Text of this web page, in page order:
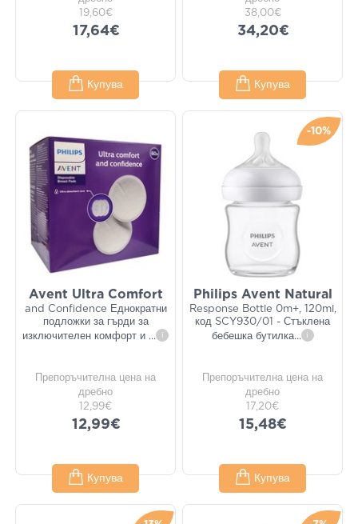
19,60€
17,64€
Купува
38,00€
34,20€
Купува
Avent Ultra Comfort
and Confidence Еднократни
подложки за гърди за
изключителен комфорт и ... i
Препоръчителна цена на
дребно
12,99€
12,99€
Купува
-10%
Philips Avent Natural
Response Bottle 0m+, 120ml,
код SCY930/01 - Стъклена
бебешка бутилка... i
Препоръчителна цена на
дребно
17,20€
15,48€
Купува